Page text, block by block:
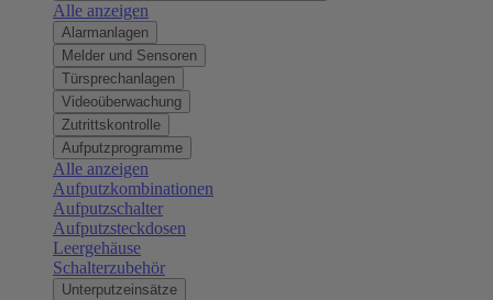
Alle anzeigen
Alarmanlagen
Melder und Sensoren
Türsprechanlagen
Videoüberwachung
Zutrittskontrolle
Aufputzprogramme
Alle anzeigen
Aufputzkombinationen
Aufputzschalter
Aufputzsteckdosen
Leergehäuse
Schalterzubehör
Unterputzeinsätze